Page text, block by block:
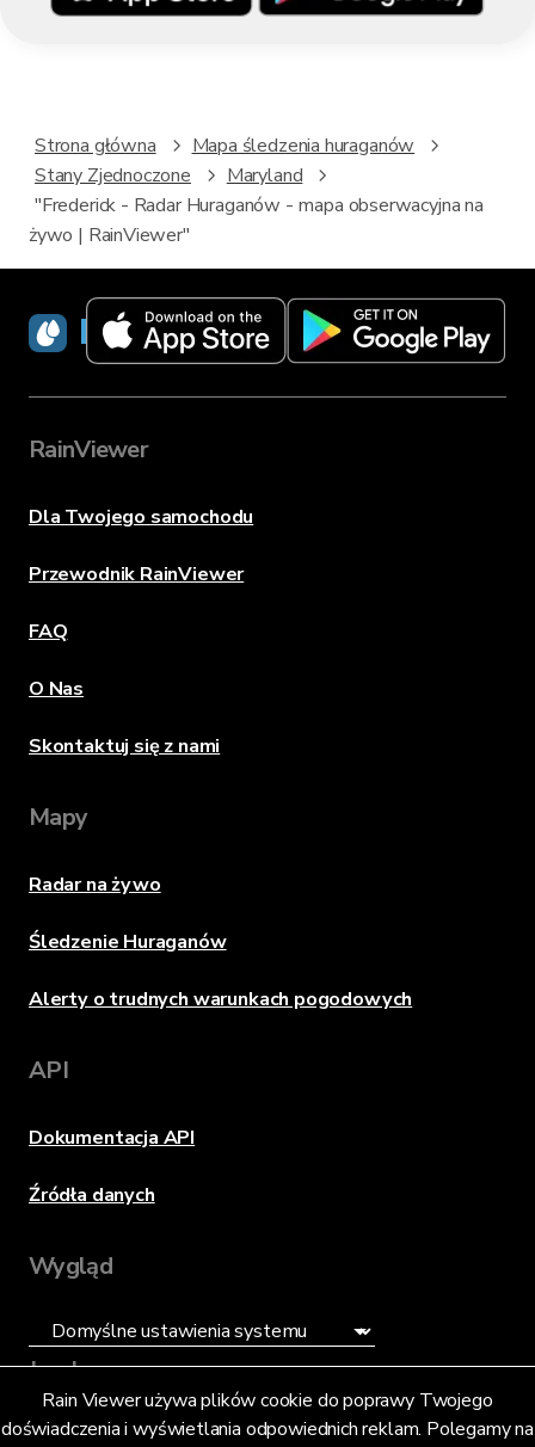
Rain Viewer używa plików cookie do poprawy Twojego
doświadczenia i wyświetlania odpowiednich reklam. Polegamy na
Strona główna
Mapa śledzenia huraganów
Stany Zjednoczone
Maryland
"Frederick - Radar Huraganów - mapa obserwacyjna na
żywo | RainViewer"
RainViewer
RainViewer
Dla Twojego samochodu
Przewodnik RainViewer
FAQ
O Nas
Skontaktuj się z nami
Mapy
Radar na żywo
Śledzenie Huraganów
Alerty o trudnych warunkach pogodowych
API
Dokumentacja API
Źródła danych
Wygląd
Język
Polski (PL)